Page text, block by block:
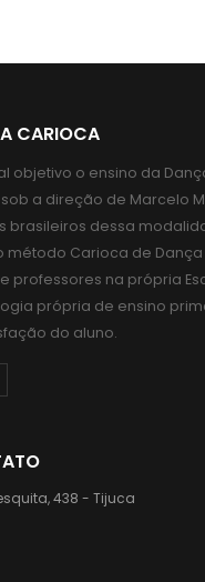
CARIOCA
objetivo o ensino da
a direção de Marcelo
brasileiros dessa
método Carioca de
professores na própria
própria de ensino
do aluno.
438 - Tijuca